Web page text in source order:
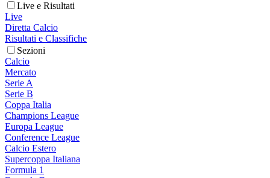
Live e Risultati
Live
Diretta Calcio
Risultati e Classifiche
Sezioni
Calcio
Mercato
Serie A
Serie B
Coppa Italia
Champions League
Europa League
Conference League
Calcio Estero
Supercoppa Italiana
Formula 1